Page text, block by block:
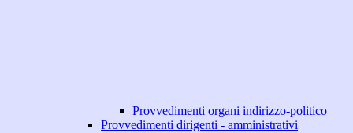
Provvedimenti organi indirizzo-politico
Provvedimenti dirigenti - amministrativi